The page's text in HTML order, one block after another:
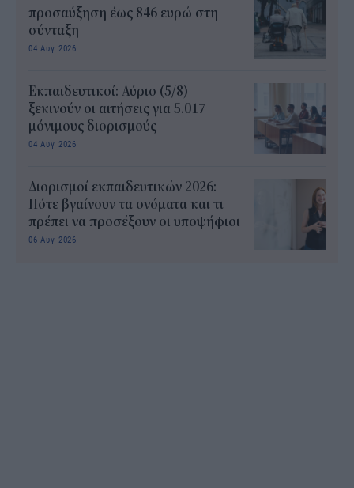
προσαύξηση έως 846 ευρώ στη
σύνταξη
04 Αυγ 2026
Εκπαιδευτικοί: Αύριο (5/8)
ξεκινούν οι αιτήσεις για 5.017
μόνιμους διορισμούς
04 Αυγ 2026
Διορισμοί εκπαιδευτικών 2026:
Πότε βγαίνουν τα ονόματα και τι
πρέπει να προσέξουν οι υποψήφιοι
06 Αυγ 2026